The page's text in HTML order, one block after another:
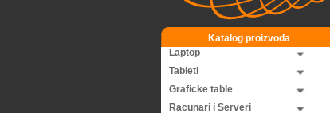
Katalog proizvoda
Laptop
Tableti
Graficke table
Racunari i Serveri